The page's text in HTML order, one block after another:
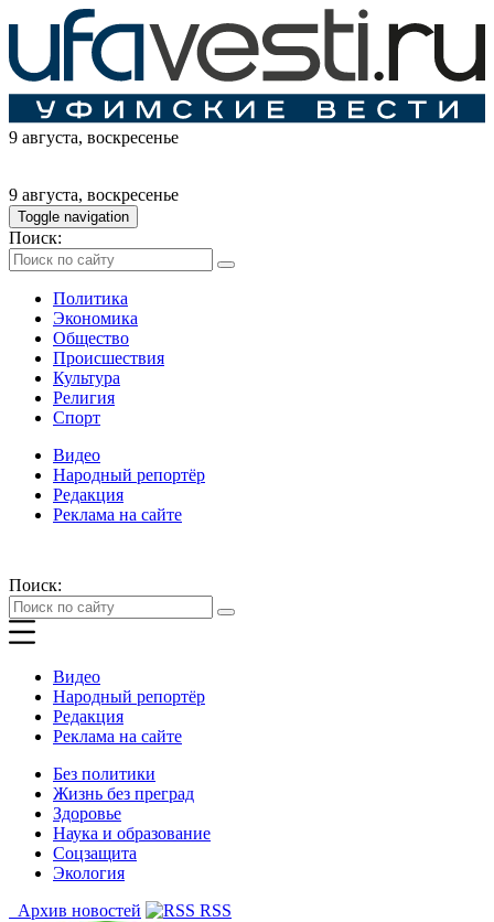
9 августа, воскресенье
9 августа, воскресенье
Toggle navigation
Поиск:
Политика
Экономика
Общество
Происшествия
Культура
Религия
Спорт
Видео
Народный репортёр
Редакция
Реклама на сайте
Поиск:
Видео
Народный репортёр
Редакция
Реклама на сайте
Без политики
Жизнь без преград
Здоровье
Наука и образование
Соцзащита
Экология
Архив новостей
RSS